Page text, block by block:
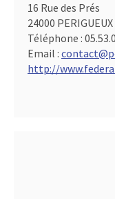
16 Rue des Prés
24000 PERIGUEUX
Téléphone :
Email :
http://